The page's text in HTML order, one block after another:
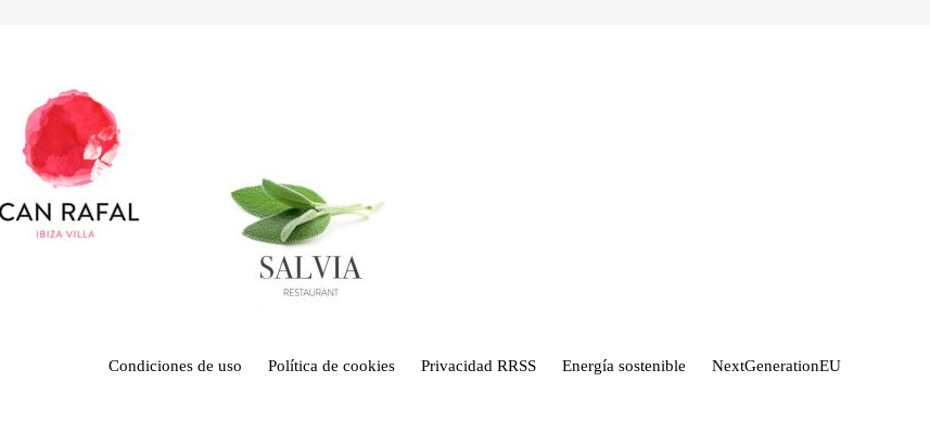
Condiciones de uso Política de cookies Privacidad RRSS Energía sostenible NextGenerationEU